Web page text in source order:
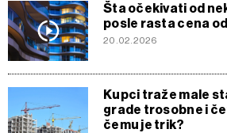
Šta očekivati od
posle rasta cena
20.02.2026
Kupci traže male
grade trosobne i
čemu je trik?